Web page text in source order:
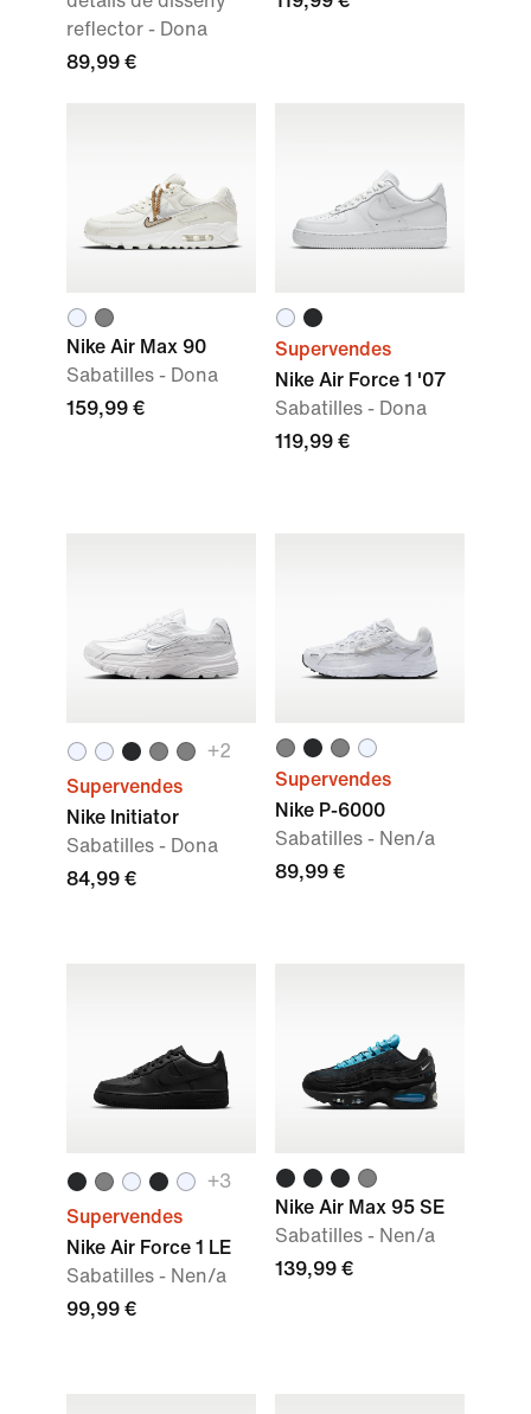
reflector - Dona
89,99 €
Nike Air Max 90
Sabatilles - Dona
159,99 €
Supervendes
Nike Air Force 1 '07
Sabatilles - Dona
119,99 €
+2
Supervendes
Nike Initiator
Sabatilles - Dona
84,99 €
Supervendes
Nike P-6000
Sabatilles - Nen/a
89,99 €
+3
Supervendes
Nike Air Force 1 LE
Sabatilles - Nen/a
99,99 €
Nike Air Max 95 SE
Sabatilles - Nen/a
139,99 €